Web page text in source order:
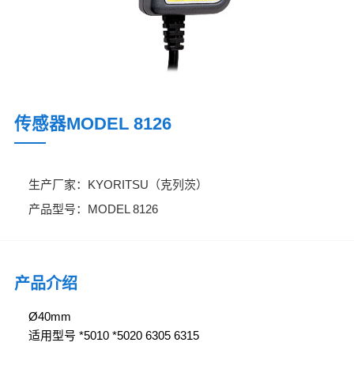
传感器MODEL 8126
生产厂家：KYORITSU（克列茨）
产品型号：MODEL 8126
产品介绍
Ø40mm
适用型号 *5010 *5020 6305 6315